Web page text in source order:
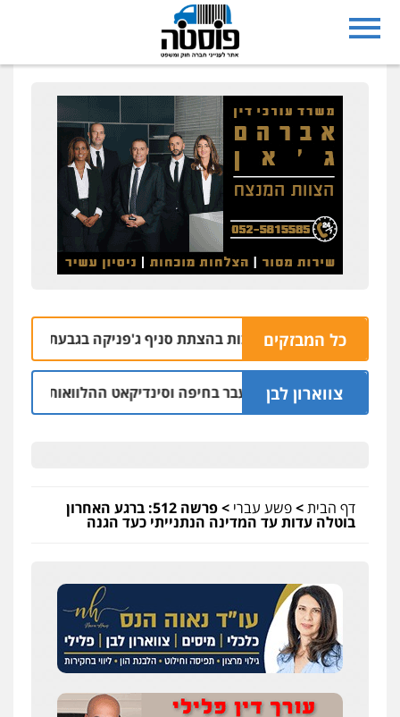
כל המבזקים
בחשד למעורבות בהצתת סניף ג'פניקה בגבעתיים 06.08 | 22:58
צווארון לבן
יו"ר ש"ס לשעבר בחיפה וסינדיקאט ההלוואות של משפחת
דף הבית>פשע עברי > פרשה 512: ברגע האחרון
בוטלה עדות עד המדינה הנתנייתי כעד הגנה